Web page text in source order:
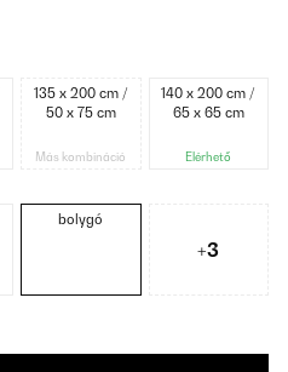
135 x 200 cm /
50 x 75 cm
Más kombináció
140 x 200 cm /
65 x 65 cm
Elérhető
bolygó
+3